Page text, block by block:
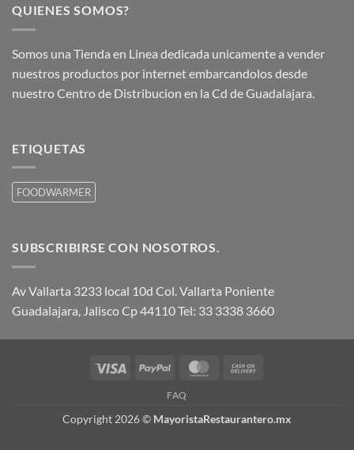
QUIENES SOMOS?
Somos una Tienda en Linea dedicada unicamente a vender
nuestros productos por internet embarcandolos desde
nuestro Centro de Distribucion en la Cd de Guadalajara.
ETIQUETAS
FOODWARMER
SUBSCRIBIRSE CON NOSOTROS.
Av Vallarta 3233 local 10d Col. Vallarta Poniente
Guadalajara, Jalisco Cp 44110 Tel: 33 3338 3660
Visa PayPal MasterCard
FAQ
Copyright 2026 © MayoristaRestaurantero.mx